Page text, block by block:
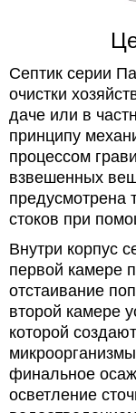
Септик серии
очистки
даче или в
принципу
процессом
взвешенных
предусмотрена
стоков при
Внутри корпус
первой камере
отстаивание
второй камере
которой
финальное
осветление